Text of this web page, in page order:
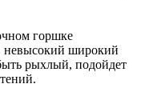
горшке
невысокий широкий
рыхлый, подойдет